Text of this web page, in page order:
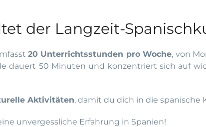
der Langzeit-
20 Unterrichtsstunden pro Woche, von
dauert 50 Minuten und konzentriert sich auf
Aktivitäten, damit du dich in die spanische
unvergessliche Erfahrung in Spanien!